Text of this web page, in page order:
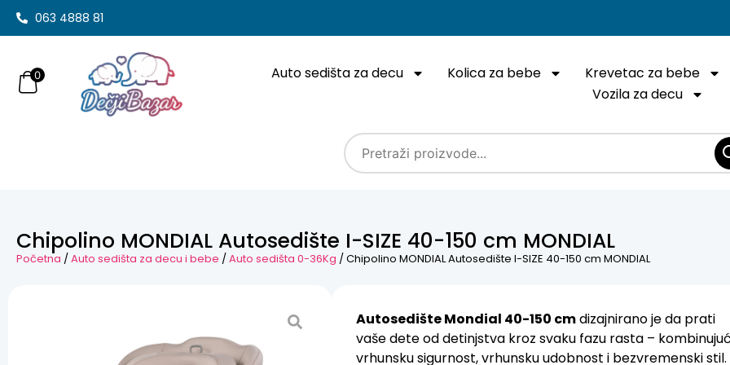
063 4888 81
Auto sedišta za decu Kolica za bebe Krevetac za bebe
Vozila za decu
0
Chipolino MONDIAL Autosedište I-SIZE 40-150 cm MONDIAL
Početna /Auto sedišta za decu i bebe /Auto sedišta 0-36Kg / Chipolino MONDIAL Autosedište I-SIZE 40-150 cm MONDIAL
Autosedište Mondial 40-150 cmdizajnirano je da prati
vaše dete od detinjstva kroz svaku fazu rasta –
vrhunsku sigurnost, vrhunsku udobnost i bezvremenski stil.